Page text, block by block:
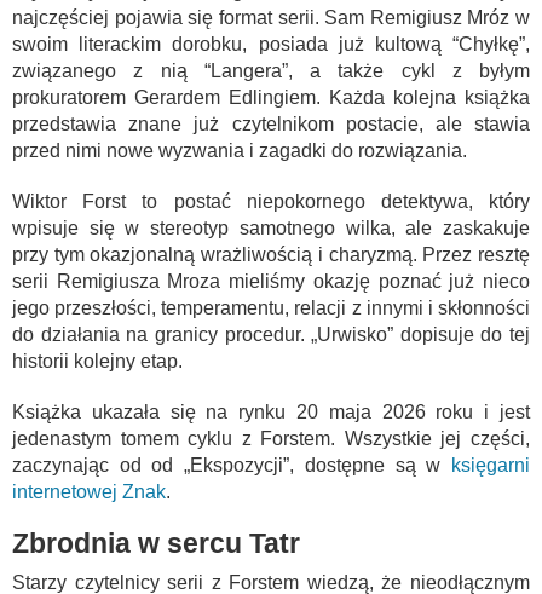
najczęściej pojawia się format serii. Sam Remigiusz Mróz w
swoim literackim dorobku, posiada już kultową “Chyłkę”,
związanego z nią “Langera”, a także cykl z byłym
prokuratorem Gerardem Edlingiem. Każda kolejna książka
przedstawia znane już czytelnikom postacie, ale stawia
przed nimi nowe wyzwania i zagadki do rozwiązania.
Wiktor Forst to postać niepokornego detektywa, który
wpisuje się w stereotyp samotnego wilka, ale zaskakuje
przy tym okazjonalną wrażliwością i charyzmą. Przez resztę
serii Remigiusza Mroza mieliśmy okazję poznać już nieco
jego przeszłości, temperamentu, relacji z innymi i skłonności
do działania na granicy procedur. „Urwisko” dopisuje do tej
historii kolejny etap.
Książka ukazała się na rynku 20 maja 2026 roku i jest
jedenastym tomem cyklu z Forstem. Wszystkie jej części,
zaczynając od od „Ekspozycji”, dostępne są w
księgarni
internetowej Znak.
Zbrodnia w sercu Tatr
Starzy czytelnicy serii z Forstem wiedzą, że nieodłącznym